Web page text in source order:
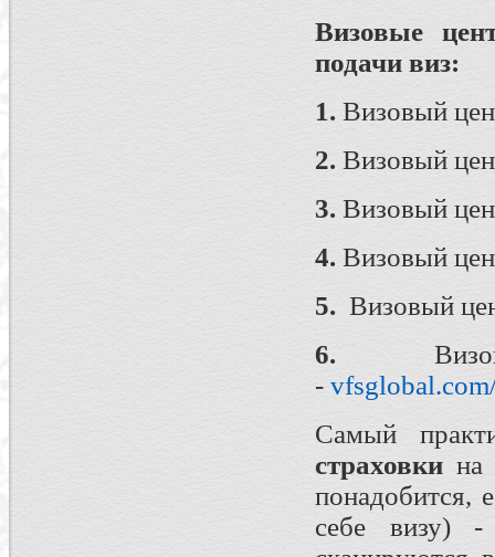
Визовые
подачи виз:
1. Визовый
2. Визовый
3. Визовый
4. Визовый
5. Визовый
6.
-
Самый
страховки на
понадобится,
себе визу)